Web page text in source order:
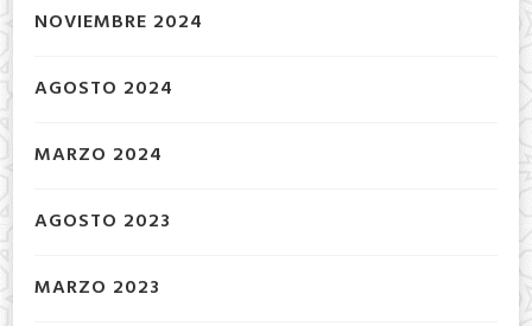
NOVIEMBRE 2024
AGOSTO 2024
MARZO 2024
AGOSTO 2023
MARZO 2023